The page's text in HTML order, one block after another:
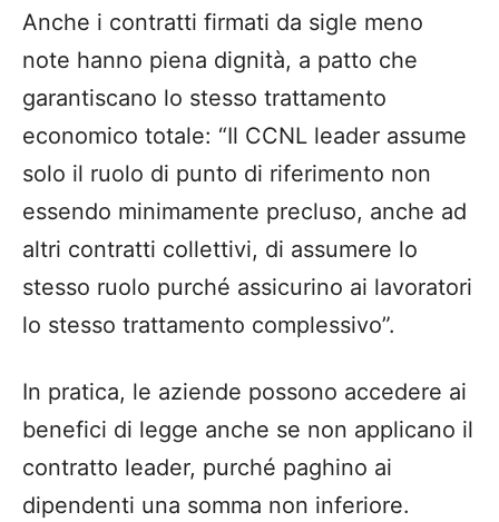
Anche i contratti firmati da sigle meno
note hanno piena dignità, a patto che
garantiscano lo stesso trattamento
economico totale: “Il CCNL leader assume
solo il ruolo di punto di riferimento non
essendo minimamente precluso, anche ad
altri contratti collettivi, di assumere lo
stesso ruolo purché assicurino ai lavoratori
lo stesso trattamento complessivo”.
In pratica, le aziende possono accedere ai
benefici di legge anche se non applicano il
contratto leader, purché paghino ai
dipendenti una somma non inferiore.